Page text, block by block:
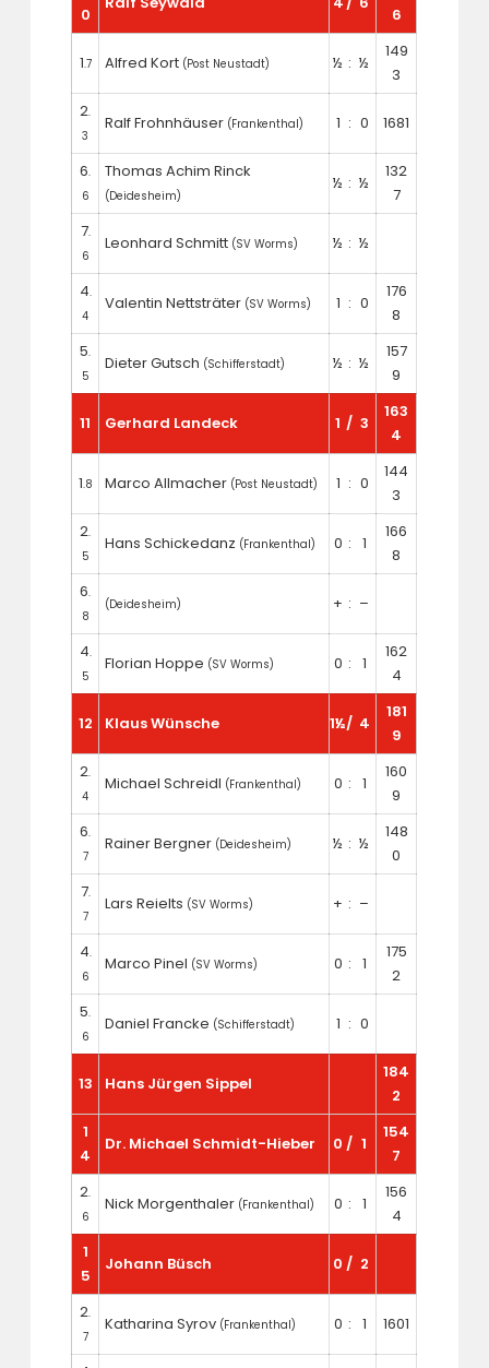
0
6
1.7 Alfred Kort (Post Neustadt) ½ : ½
149
3
2.
3
Ralf Frohnhäuser (Frankenthal) 1 : 0 1681
6.
6
Thomas Achim Rinck
(Deidesheim)
½ : ½
132
7
7.
6
Leonhard Schmitt (SV Worms) ½ : ½
4.
4
Valentin Nettsträter (SV Worms) 1 : 0
176
8
5.
5
Dieter Gutsch (Schifferstadt) ½ : ½
157
9
11 Gerhard Landeck 1 / 3
163
4
1.8 Marco Allmacher (Post Neustadt) 1 : 0
144
3
2.
5
Hans Schickedanz (Frankenthal) 0 : 1
166
8
6.
8
(Deidesheim) + : –
4.
5
Florian Hoppe (SV Worms) 0 : 1
162
4
12 Klaus Wünsche 1½/ 4
181
9
2.
4
Michael Schreidl (Frankenthal) 0 : 1
160
9
6.
7
Rainer Bergner (Deidesheim) ½ : ½
148
0
7.
7
Lars Reielts (SV Worms) + : –
4.
6
Marco Pinel (SV Worms) 0 : 1
175
2
5.
6
Daniel Francke (Schifferstadt) 1 : 0
13 Hans Jürgen Sippel
184
2
1
4
Dr. Michael Schmidt-Hieber 0 / 1
154
7
2.
6
Nick Morgenthaler (Frankenthal) 0 : 1
156
4
1
5
Johann Büsch 0 / 2
2.
7
Katharina Syrov (Frankenthal) 0 : 1 1601